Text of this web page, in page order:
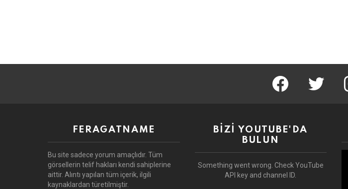
facebook twitter
FERAGATNAME
Bu site sadece yorum amaçlıdır. Tüm
görsellerin telif hakları kendi sahiplerine
aittir. Alıntı yapılan tüm içerik, ilgili
kaynaklardan türetilmiştir.
BİZİ YOUTUBE'DA
BULUN
Something went wrong. Check YouTube
API key and channel ID.